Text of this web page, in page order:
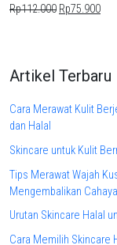
Rp112.000 Original
Rp75.900
Artikel Terbaru
Cara Merawat Kulit
dan Halal
Skincare untuk Kulit
Tips Merawat Wajah
Mengembalikan
Urutan Skincare Halal
Cara Memilih Skincare